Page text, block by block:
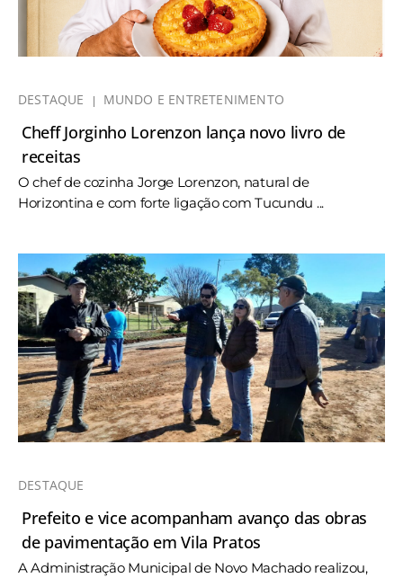
DESTAQUE MUNDO E ENTRETENIMENTO
Cheff Jorginho Lorenzon lança novo livro de
receitas
O chef de cozinha Jorge Lorenzon, natural de
Horizontina e com forte ligação com Tucundu ...
DESTAQUE
Prefeito e vice acompanham avanço das obras
de pavimentação em Vila Pratos
A Administração Municipal de Novo Machado realizou,